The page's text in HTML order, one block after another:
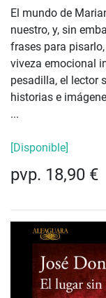
El mundo de
nuestro, y, sin
frases para
viveza emocional
pesadilla, el lector
historias e
...
[Disponible]
pvp. 18,90 €